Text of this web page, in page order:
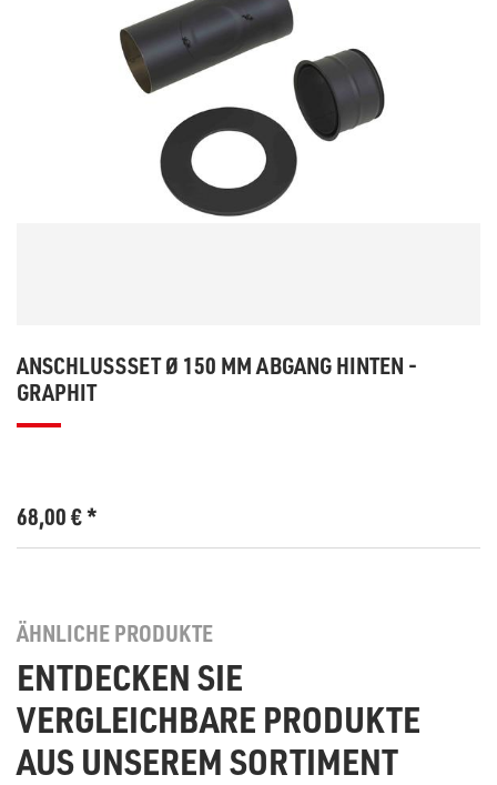
ANSCHLUSSSET Ø 150 MM ABGANG HINTEN -
GRAPHIT
68,00€*
ÄHNLICHE PRODUKTE
ENTDECKEN SIE
VERGLEICHBARE PRODUKTE
AUS UNSEREM SORTIMENT